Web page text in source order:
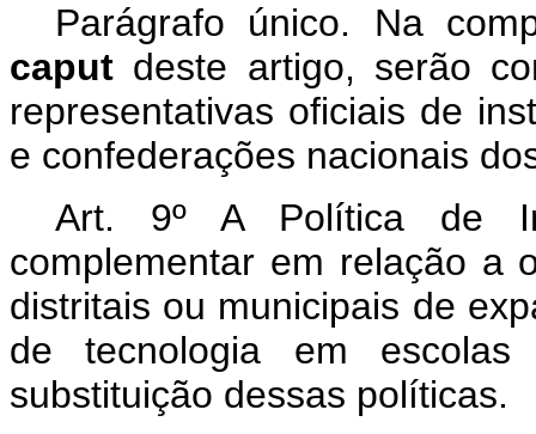
Parágrafo único. Na
caput deste artigo, serão
representativas oficiais de
e confederações nacionais
Art. 9º A Política de
complementar em relação a
distritais ou municipais de
de tecnologia em
substituição dessas políticas.